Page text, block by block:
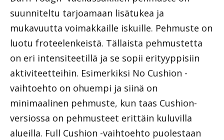
suunniteltu tarjoamaan lisätukea ja
mukavuutta voimakkaille iskuille. Pehmuste on
luotu froteelenkeistä. Tällaista pehmustetta
on eri intensiteetillä ja se sopii erityyppisiin
aktiviteetteihin. Esimerkiksi No Cushion -
vaihtoehto on ohuempi ja siinä on
minimaalinen pehmuste, kun taas Cushion-
versiossa on pehmusteet erittäin kuluvilla
alueilla. Full Cushion -vaihtoehto puolestaan ​​